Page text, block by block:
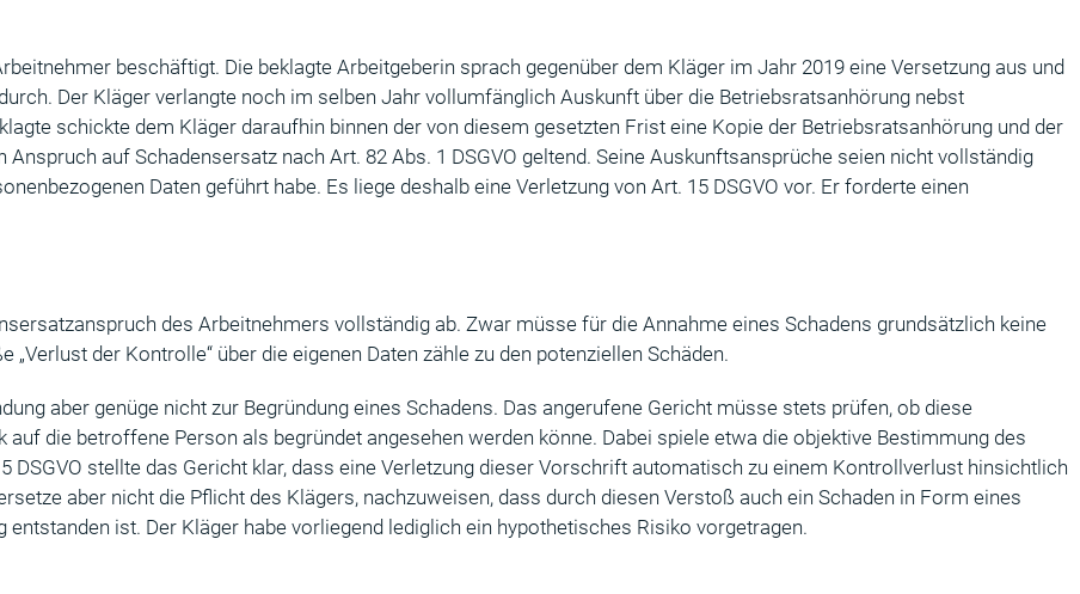
beschäftigt. Die beklagte Arbeitgeberin sprach gegenüber dem Kläger im Jahr 2019 eine Versetzung aus und
Der Kläger verlangte noch im selben Jahr vollumfänglich Auskunft über die Betriebsratsanhörung nebst
schickte dem Kläger daraufhin binnen der von diesem gesetzten Frist eine Kopie der Betriebsratsanhörung und der
auf Schadensersatz nach Art. 82 Abs. 1 DSGVO geltend. Seine Auskunftsansprüche seien nicht vollständig
Daten geführt habe. Es liege deshalb eine Verletzung von Art. 15 DSGVO vor. Er forderte einen
des Arbeitnehmers vollständig ab. Zwar müsse für die Annahme eines Schadens grundsätzlich keine
der Kontrolle“ über die eigenen Daten zähle zu den potenziellen Schäden.
aber genüge nicht zur Begründung eines Schadens. Das angerufene Gericht müsse stets prüfen, ob diese
die betroffene Person als begründet angesehen werden könne. Dabei spiele etwa die objektive Bestimmung des
stellte das Gericht klar, dass eine Verletzung dieser Vorschrift automatisch zu einem Kontrollverlust hinsichtlich
aber nicht die Pflicht des Klägers, nachzuweisen, dass durch diesen Verstoß auch ein Schaden in Form eines
ist. Der Kläger habe vorliegend lediglich ein hypothetisches Risiko vorgetragen.